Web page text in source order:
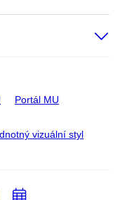
Portál MU
vizuální styl
Přidat